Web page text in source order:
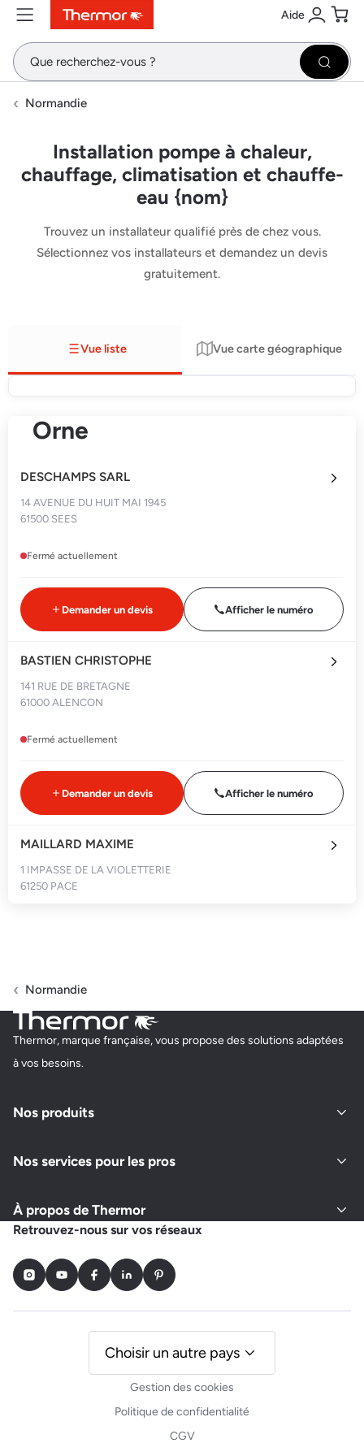
ContenuMenuRecherche Aide
Se
Normandie
Installation pompe à chaleur,
chauffage, climatisation et chauffe-
eau {nom}
Trouvez un installateur qualifié près de chez vous.
Sélectionnez vos installateurs et demandez un devis
gratuitement.
Vue liste Vue carte géographique
Orne
DESCHAMPS SARL
14 AVENUE DU HUIT MAI 1945
61500 SEES
Fermé actuellement
Demander un devis Afficher le numéro
BASTIEN CHRISTOPHE
141 RUE DE BRETAGNE
61000 ALENCON
Fermé actuellement
Demander un devis Afficher le numéro
MAILLARD MAXIME
1 IMPASSE DE LA VIOLETTERIE
61250 PACE
Normandie
Thermor, marque française, vous propose des solutions adaptées
à vos besoins.
Nos produits
Nos services pour les pros
À propos de Thermor
Retrouvez-nous sur vos réseaux
InstagramYoutubeFacebookLinkedInPinterest
Gestion des cookies
Politique de confidentialité
CGV
Choisir un autre pays